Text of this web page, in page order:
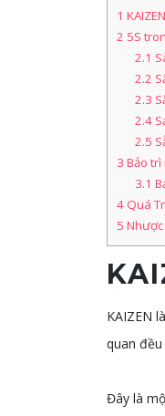
1
2 5S
2.1
2.2
2.3
2.4
2.5
3 Bảo
3.1
4 Quá
5
KAIZEN
quan
Đây là